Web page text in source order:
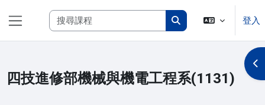
搜尋課程
搜尋課程
登入
四技進修部機械與機電工程系(1131)
開